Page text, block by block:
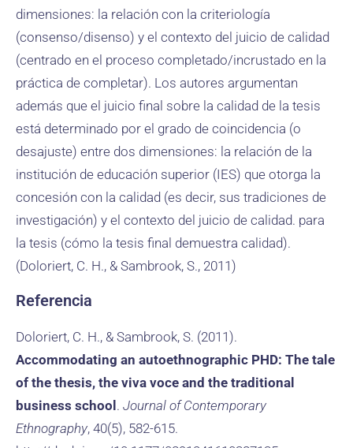
dimensiones: la relación con la criteriología
(consenso/disenso) y el contexto del juicio de calidad
(centrado en el proceso completado/incrustado en la
práctica de completar). Los autores argumentan
además que el juicio final sobre la calidad de la tesis
está determinado por el grado de coincidencia (o
desajuste) entre dos dimensiones: la relación de la
institución de educación superior (IES) que otorga la
concesión con la calidad (es decir, sus tradiciones de
investigación) y el contexto del juicio de calidad. para
la tesis (cómo la tesis final demuestra calidad).
(Doloriert, C. H., & Sambrook, S., 2011)
Referencia
Doloriert, C. H., & Sambrook, S. (2011).
Accommodating an autoethnographic PHD: The tale
of the thesis, the viva voce and the traditional
business school . Journal of Contemporary
Ethnography, 40(5), 582-615.